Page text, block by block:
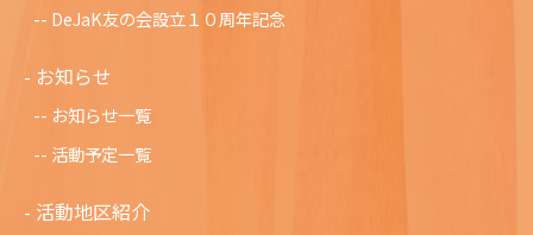
DeJaK友の会設立１０周年記念
お知らせ
お知らせ一覧
活動予定一覧
活動地区紹介